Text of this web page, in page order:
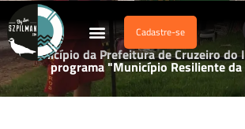
Cadastre-se
Município da Prefeitura de Cruzeiro do
programa "Município Resiliente da